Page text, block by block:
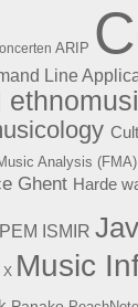
ARIP
Line
Analysis
Ghent Harde
IPEM ISMIR
X Music